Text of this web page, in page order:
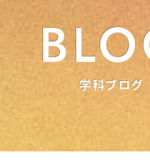
学科ブログ